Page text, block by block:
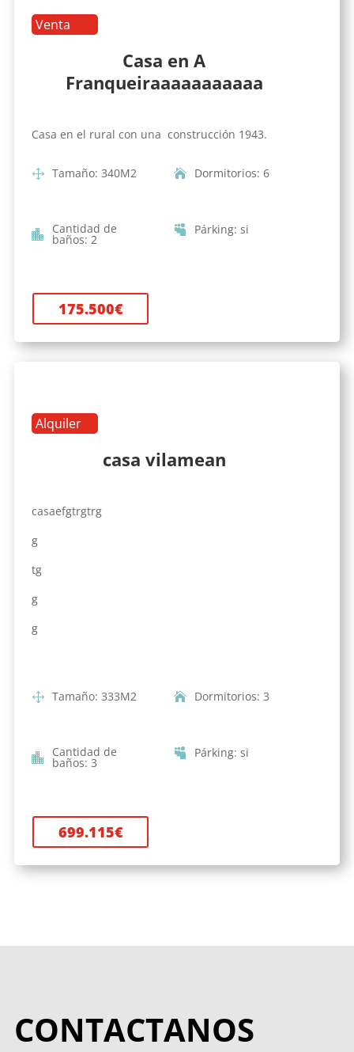
Venta
Casa en A
Franqueiraaaaaaaaaaa
Casa en el rural con una construcción 1943.
Tamaño: 340M2 Dormitorios: 6
Cantidad de
baños: 2
Párking: si
175.500€
Alquiler
casa vilamean
casaefgtrgtrg
g
tg
g
g
Tamaño: 333M2 Dormitorios: 3
Cantidad de
baños: 3
Párking: si
699.115€
CONTACTANOS